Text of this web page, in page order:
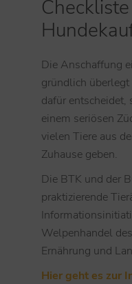
Die Anschaffung
gründlich
dafür
einem seriösen
vielen Tiere aus
Zuhause geben.
Die BTK und der
praktizierende
Welpenhandel
Ernährung und
Hier geht es zur